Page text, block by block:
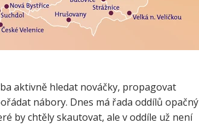
aktivně hledat nováčky, propagovat
nábory. Dnes má řada oddílů opačný
by chtěly skautovat, ale v oddíle už není